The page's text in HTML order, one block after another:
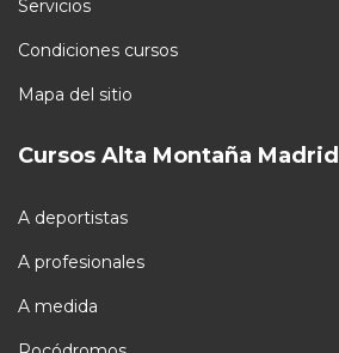
Servicios
Condiciones cursos
Mapa del sitio
Cursos Alta Montaña Madrid
A deportistas
A profesionales
A medida